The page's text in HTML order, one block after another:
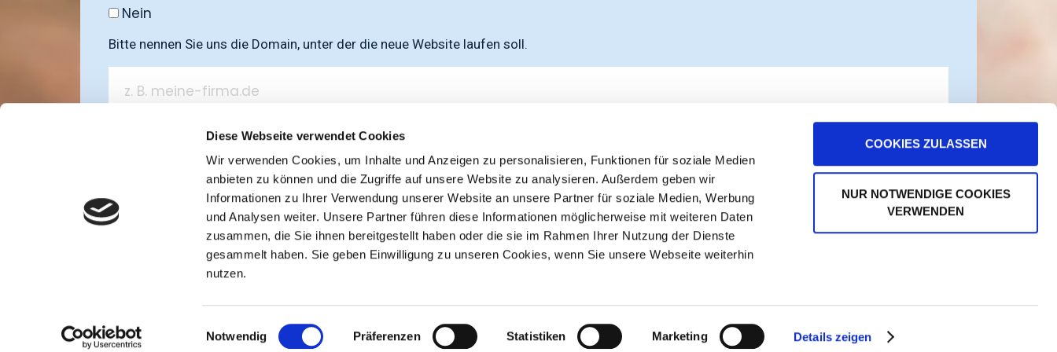
Diese Webseite verwendet Cookies
Wir verwenden Cookies, um Inhalte und Anzeigen zu personalisieren, Funktionen für soziale Medien
anbieten zu können und die Zugriffe auf unsere Website zu analysieren. Außerdem geben wir
Informationen zu Ihrer Verwendung unserer Website an unsere Partner für soziale Medien, Werbung
und Analysen weiter. Unsere Partner führen diese Informationen möglicherweise mit weiteren Daten
zusammen, die Sie ihnen bereitgestellt haben oder die sie im Rahmen Ihrer Nutzung der Dienste
gesammelt haben. Sie geben Einwilligung zu unseren Cookies, wenn Sie unsere Webseite weiterhin
nutzen.
Einwilligungsauswahl
Notwendig Präferenzen Statistiken Marketing Details zeigen
COOKIES ZULASSEN
NUR NOTWENDIGE COOKIES
VERWENDEN
Nein
Bitte nennen Sie uns die Domain, unter der die neue Website laufen soll.
Ich stimme den Datenschutzrichtlinien zu und bin damit einverstanden, dass meine Daten gespeichert werden.
Anfrage senden
(*) Pflichtangaben
© 2026 Mediendesign Wrede